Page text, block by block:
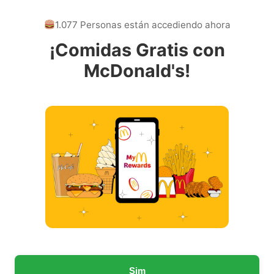
1.077 Personas están accediendo ahora
¡Comidas Gratis con
McDonald's!
Sim